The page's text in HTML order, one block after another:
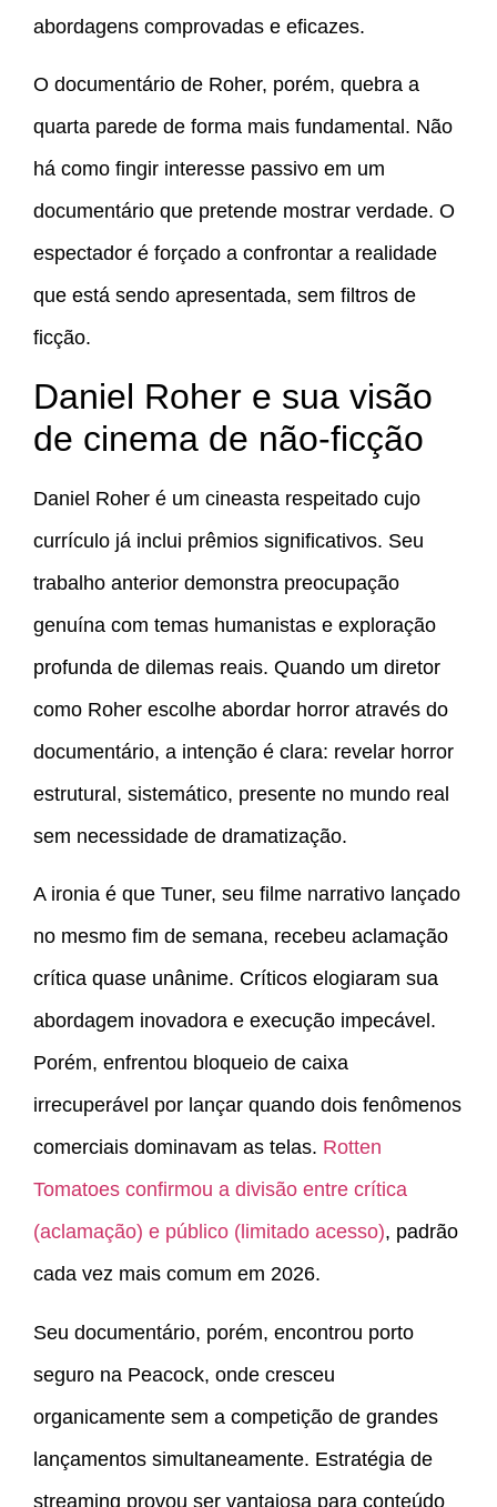
abordagens comprovadas e eficazes.
O documentário de Roher, porém, quebra a
quarta parede de forma mais fundamental. Não
há como fingir interesse passivo em um
documentário que pretende mostrar verdade. O
espectador é forçado a confrontar a realidade
que está sendo apresentada, sem filtros de
ficção.
Daniel Roher e sua visão
de cinema de não-ficção
Daniel Roher é um cineasta respeitado cujo
currículo já inclui prêmios significativos. Seu
trabalho anterior demonstra preocupação
genuína com temas humanistas e exploração
profunda de dilemas reais. Quando um diretor
como Roher escolhe abordar horror através do
documentário, a intenção é clara: revelar horror
estrutural, sistemático, presente no mundo real
sem necessidade de dramatização.
A ironia é que Tuner, seu filme narrativo lançado
no mesmo fim de semana, recebeu aclamação
crítica quase unânime. Críticos elogiaram sua
abordagem inovadora e execução impecável.
Porém, enfrentou bloqueio de caixa
irrecuperável por lançar quando dois fenômenos
comerciais dominavam as telas. Rotten
Tomatoes confirmou a divisão entre crítica
(aclamação) e público (limitado acesso), padrão
cada vez mais comum em 2026.
Seu documentário, porém, encontrou porto
seguro na Peacock, onde cresceu
organicamente sem a competição de grandes
lançamentos simultaneamente. Estratégia de
streaming provou ser vantajosa para conteúdo